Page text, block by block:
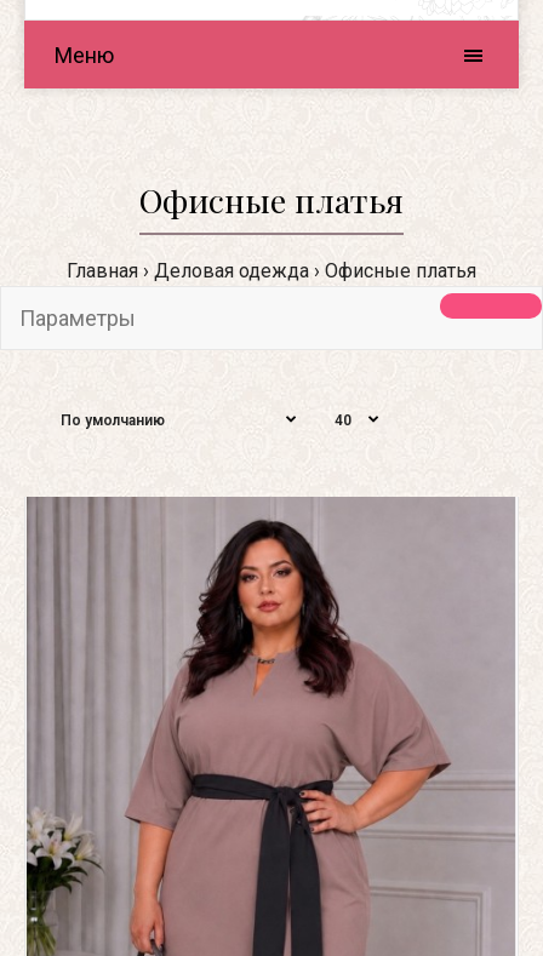
Меню
Офисные платья
Главная Деловая одежда Офисные платья
Параметры